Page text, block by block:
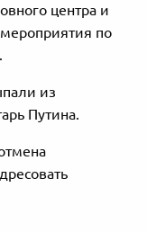
центра и
по
из
Путина.